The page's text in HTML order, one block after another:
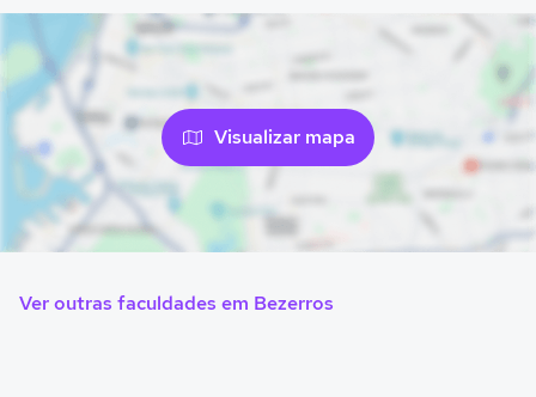
Visualizar mapa
Ver outras faculdades em Bezerros